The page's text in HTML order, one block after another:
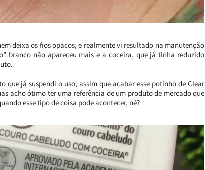
deixa os fios opacos, e realmente vi resultado na manutenção
branco não apareceu mais e a coceira, que já tinha reduzido
já suspendi o uso, assim que acabar esse potinho de Clear
acho ótimo ter uma referência de um produto de mercado que
esse tipo de coisa pode acontecer, né?